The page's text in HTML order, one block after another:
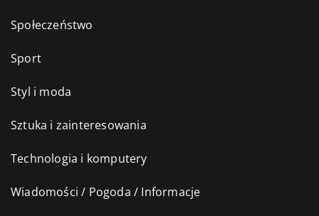
Społeczeństwo
Sport
Styl i moda
Sztuka i zainteresowania
Technologia i komputery
Wiadomości / Pogoda / Informacje